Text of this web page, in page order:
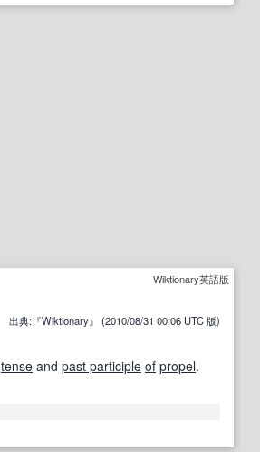
Wiktionary英語版
出典:『Wiktionary』 (2010/08/31 00:06 UTC 版)
tense and past participle of propel.